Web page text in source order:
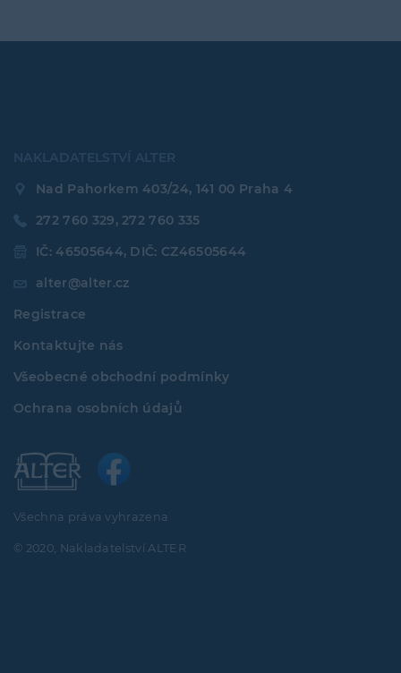
NAKLADATELSTVÍ ALTER
Nad Pahorkem 403/24, 141 00 Praha 4
272 760 329, 272 760 335
IČ: 46505644, DIČ: CZ46505644
alter@alter.cz
Registrace
Kontaktujte nás
Všeobecné obchodní podmínky
Ochrana osobních údajů
Všechna práva vyhrazena
© 2020, Nakladatelství ALTER